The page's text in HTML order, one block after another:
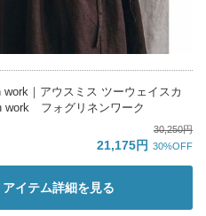
work｜アウスミス ツーウェイスカ
フォグリネンワーク
30,250円
21,175円 30%OFF
アイテム詳細を見る